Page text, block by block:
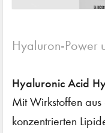
Hyaluron-Power
Hyaluronic Acid
Mit Wirkstoffen
konzentrierten